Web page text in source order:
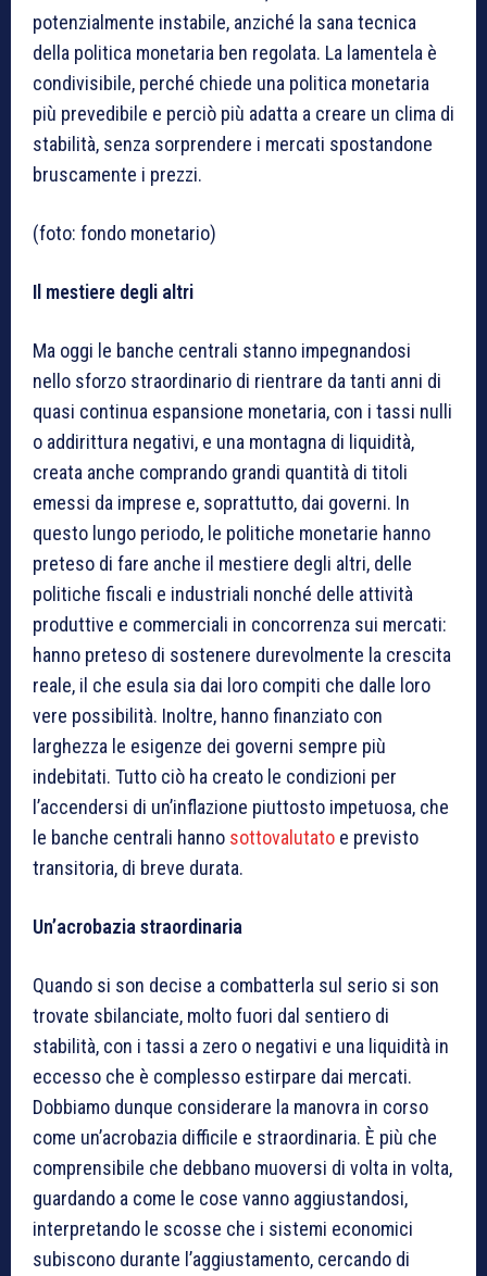
potenzialmente instabile, anziché la sana tecnica
della politica monetaria ben regolata. La lamentela è
condivisibile, perché chiede una politica monetaria
più prevedibile e perciò più adatta a creare un clima di
stabilità, senza sorprendere i mercati spostandone
bruscamente i prezzi.
(foto: fondo monetario)
Il mestiere degli altri
Ma oggi le banche centrali stanno impegnandosi
nello sforzo straordinario di rientrare da tanti anni di
quasi continua espansione monetaria, con i tassi nulli
o addirittura negativi, e una montagna di liquidità,
creata anche comprando grandi quantità di titoli
emessi da imprese e, soprattutto, dai governi. In
questo lungo periodo, le politiche monetarie hanno
preteso di fare anche il mestiere degli altri, delle
politiche fiscali e industriali nonché delle attività
produttive e commerciali in concorrenza sui mercati:
hanno preteso di sostenere durevolmente la crescita
reale, il che esula sia dai loro compiti che dalle loro
vere possibilità. Inoltre, hanno finanziato con
larghezza le esigenze dei governi sempre più
indebitati. Tutto ciò ha creato le condizioni per
l’accendersi di un’inflazione piuttosto impetuosa, che
le banche centrali hanno sottovalutato e previsto
transitoria, di breve durata.
Un’acrobazia straordinaria
Quando si son decise a combatterla sul serio si son
trovate sbilanciate, molto fuori dal sentiero di
stabilità, con i tassi a zero o negativi e una liquidità in
eccesso che è complesso estirpare dai mercati.
Dobbiamo dunque considerare la manovra in corso
come un’acrobazia difficile e straordinaria. È più che
comprensibile che debbano muoversi di volta in volta,
guardando a come le cose vanno aggiustandosi,
interpretando le scosse che i sistemi economici
subiscono durante l’aggiustamento, cercando di